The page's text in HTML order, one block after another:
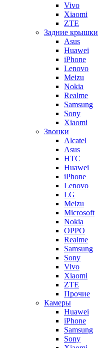
Vivo
Xiaomi
ZTE
Задние крышки
Asus
Huawei
iPhone
Lenovo
Meizu
Nokia
Realme
Samsung
Sony
Xiaomi
Звонки
Alcatel
Asus
HTC
Huawei
iPhone
Lenovo
LG
Meizu
Microsoft
Nokia
OPPO
Realme
Samsung
Sony
Vivo
Xiaomi
ZTE
Прочие
Камеры
Huawei
iPhone
Samsung
Sony